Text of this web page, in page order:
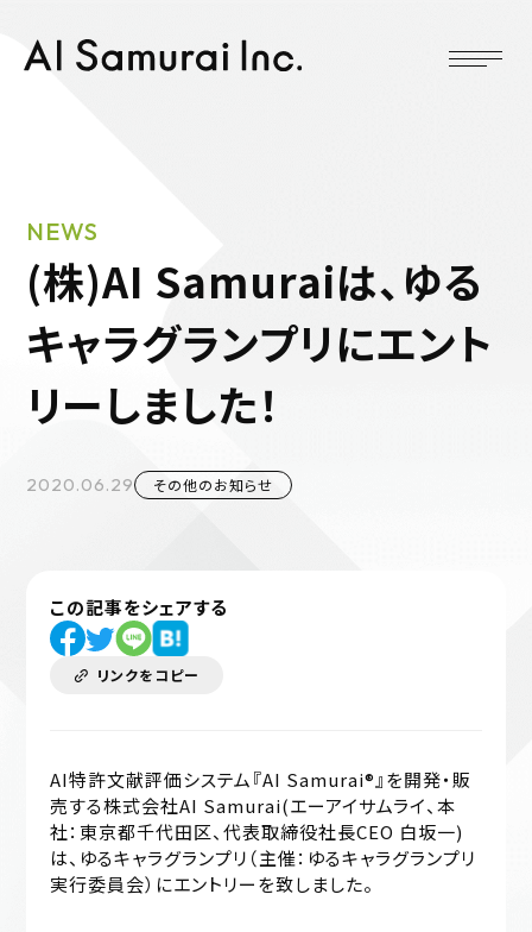
(株)AI Samuraiは、ゆる
キャラグランプリにエント
リーしました！
NEWS
2020.06.29 その他のお知らせ
この記事をシェアする
リンクをコピー
AI特許文献評価システム『AI Samurai®』を開発・販
売する株式会社AI Samurai(エーアイサムライ、本
社：東京都千代田区、代表取締役社長CEO 白坂一)
は、ゆるキャラグランプリ（主催：ゆるキャラグランプリ
実行委員会）にエントリーを致しました。